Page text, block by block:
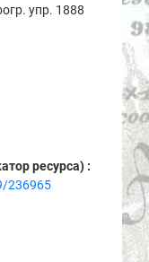
упр. 1888
ресурса) :
236965